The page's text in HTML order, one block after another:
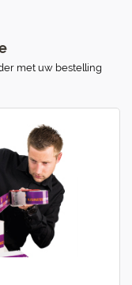
met uw bestelling